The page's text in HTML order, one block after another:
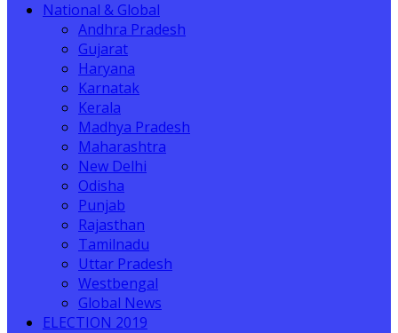
National & Global
Andhra Pradesh
Gujarat
Haryana
Karnatak
Kerala
Madhya Pradesh
Maharashtra
New Delhi
Odisha
Punjab
Rajasthan
Tamilnadu
Uttar Pradesh
Westbengal
Global News
ELECTION 2019